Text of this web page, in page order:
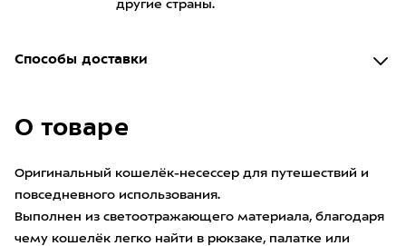
другие страны.
Способы доставки
О товаре
Оригинальный кошелёк-несессер для путешествий и
повседневного использования.
Выполнен из светоотражающего материала, благодаря
чему кошелёк легко найти в рюкзаке, палатке или